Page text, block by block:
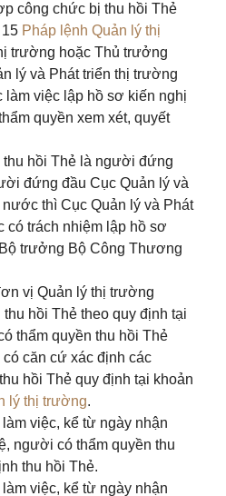
công chức bị thu hồi Thẻ
Pháp lệnh Quản lý thị
trường hoặc Thủ trưởng
lý và Phát triển thị trường
việc lập hồ sơ kiến nghị
quyền xem xét, quyết
hồi Thẻ là người đứng
đứng đầu Cục Quản lý và
thì Cục Quản lý và Phát
trách nhiệm lập hồ sơ
trưởng Bộ Công Thương
vị Quản lý thị trường
hồi Thẻ theo quy định tại
thẩm quyền thu hồi Thẻ
căn cứ xác định các
hồi Thẻ quy định tại khoản
lý thị trường.
việc, kể từ ngày nhận
người có thẩm quyền thu
thu hồi Thẻ.
việc, kể từ ngày nhận